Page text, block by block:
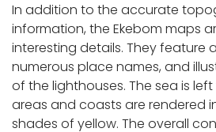
In addition to the accurate
information, the Ekebom maps
interesting details. They feature
numerous place names, and
of the lighthouses. The sea is
areas and coasts are rendered
shades of yellow. The overall